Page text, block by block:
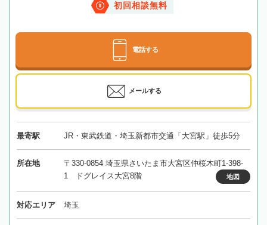
初回相談無料
電話する
メールする
最寄駅 JR・東武鉄道・埼玉新都市交通「大宮駅」徒歩5分
所在地
〒330-0854 埼玉県さいたま市大宮区仲桜木町1-398-
1 ドグレイス大宮8階
地図
対応エリア 埼玉